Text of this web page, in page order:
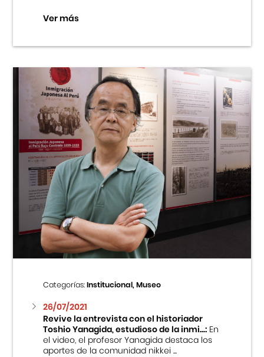
Ver más
Categorías:Institucional, Museo
26/07/2021
Revive la entrevista con el historiador
Toshio Yanagida, estudioso de la inmi...:En
el video, el profesor Yanagida destaca los
aportes de la comunidad nikkei ...